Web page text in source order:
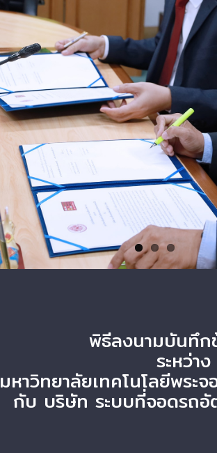
พิธีลงนามบันทึ
ระหว่าง
มหาวิทยาลัยเทคโนโลยีพระ
กับ บริษัท ระบบที่จอดรถอั